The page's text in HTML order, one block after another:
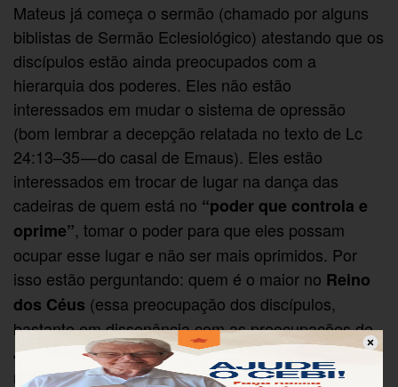
Mateus já começa o sermão (chamado por alguns
biblistas de Sermão Eclesiológico) atestando que os
discípulos estão ainda preocupados com a
hierarquia dos poderes. Eles não estão
interessados em mudar o sistema de opressão
(bom lembrar a decepção relatada no texto de Lc
24:13–35 — do casal de Emaus). Eles estão
interessados em trocar de lugar na dança das
cadeiras de quem está no “poder que controla e
oprime”, tomar o poder para que eles possam
ocupar esse lugar e não ser mais oprimidos. Por
isso estão perguntando: quem é o maior no Reino
dos Céus (essa preocupação dos discípulos,
bastante em dissonância com as preocupações de
Jesus, é muito bem atestada em vários outros
relatos evangélicos). E o exemplo que Jesus dá em